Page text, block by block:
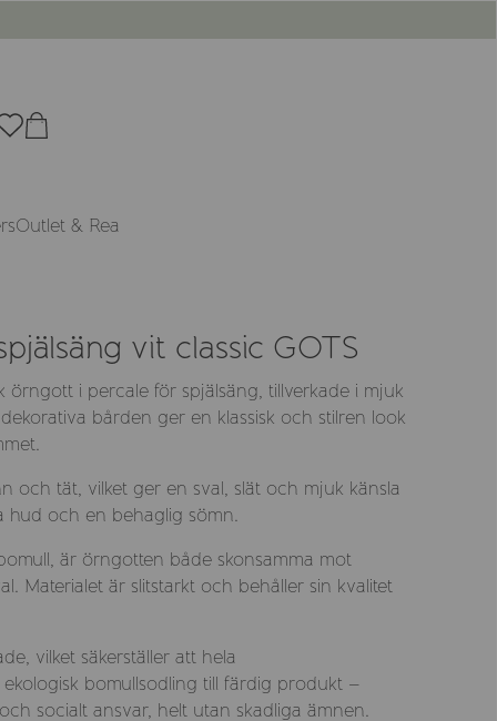
Outlet & Rea
vit classic GOTS
i percale för spjälsäng, tillverkade i mjuk
bården ger en klassisk och stilren look
och tät, vilket ger en sval, slät och mjuk känsla
hud och en behaglig sömn.
är örngotten både skonsamma mot
Materialet är slitstarkt och behåller sin kvalitet
vilket säkerställer att hela
bomullsodling till färdig produkt –
socialt ansvar, helt utan skadliga ämnen.